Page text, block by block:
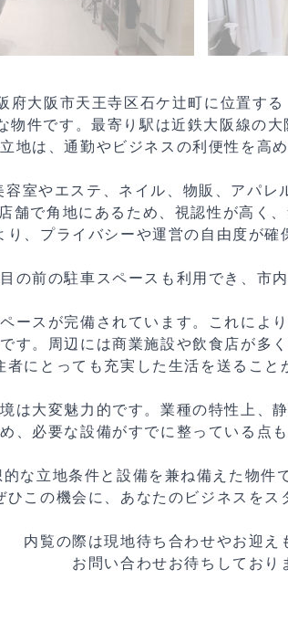
府大阪市天王寺区石ケ辻町に位置す
件です。最寄り駅は近鉄大阪線の
地は、通勤やビジネスの利便性を高
室やエステ、ネイル、物販、アパ
舗で角地にあるため、視認性が高く
り、プライバシーや運営の自由度が確
の前の駐車スペースも利用でき、市
ースが完備されています。これによ
す。周辺には商業施設や飲食店が多
者にとっても充実した生活を送ること
は大変魅力的です。業種の特性上、
、必要な設備がすでに整っている点
な立地条件と設備を兼ね備えた物
この機会に、あなたのビジネスをス
内覧の際は現地待ち合わせやお迎え
お問い合わせお待ちしており